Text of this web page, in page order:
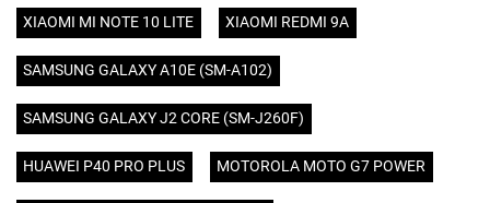
XIAOMI MI NOTE 10 LITE XIAOMI REDMI 9A
SAMSUNG GALAXY A10E (SM-A102)
SAMSUNG GALAXY J2 CORE (SM-J260F)
HUAWEI P40 PRO PLUS MOTOROLA MOTO G7 POWER